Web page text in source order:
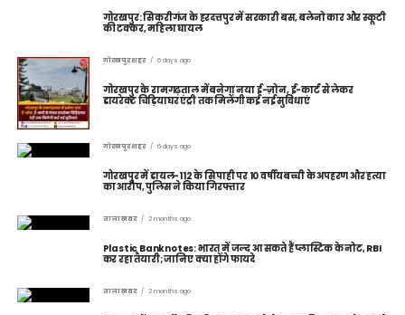
गोरखपुर: सिकरीगंज के हरदत्तपुर में सरकारी बस, बलेनो कार और स्कूटी
की टक्कर, महिला घायल
गोरखपुर शहर 6 days ago
गोरखपुर के रामगढ़ताल में बनेगा नया ई-ज़ोन, ई-कार्ट से लेकर
डायरेक्ट चिड़ियाघर एंट्री तक मिलेंगी कई नई सुविधाएं
गोरखपुर शहर 6 days ago
गोरखपुर में डायल-112 के सिपाही पर 10 वर्षीय बच्ची के अपहरण और हत्या
का आरोप, पुलिस ने किया गिरफ्तार
ताज़ा ख़बर 2 months ago
Plastic Banknotes: भारत में जल्द आ सकते हैं प्लास्टिक के नोट, RBI
कर रहा तैयारी; जानिए क्या होंगे फायदे
ताज़ा ख़बर 2 months ago